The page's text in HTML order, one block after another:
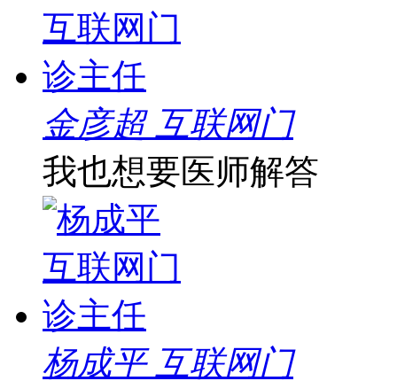
金彦超 互联网门
我也想要医师解答
杨成平 互联网门